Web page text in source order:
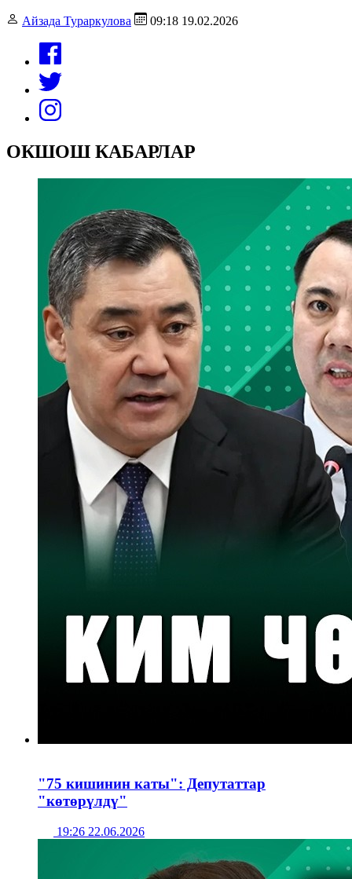
Айзада Тураркулова 09:18 19.02.2026
ОКШОШ КАБАРЛАР
"75 кишинин каты": Депутаттар
"көтөрүлдү"
19:26 22.06.2026